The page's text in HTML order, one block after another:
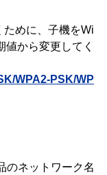
めに、子機をWi
から変更してく
WPA2-PSK/WP
のネットワーク名